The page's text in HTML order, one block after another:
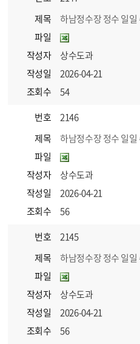
제목
하남정수장 정수 일
파일
작성자
상수도과
작성일
2026-04-21
조회수
54
번호
2146
제목
하남정수장 정수 일
파일
작성자
상수도과
작성일
2026-04-21
조회수
56
번호
2145
제목
하남정수장 정수 일
파일
작성자
상수도과
작성일
2026-04-21
조회수
56